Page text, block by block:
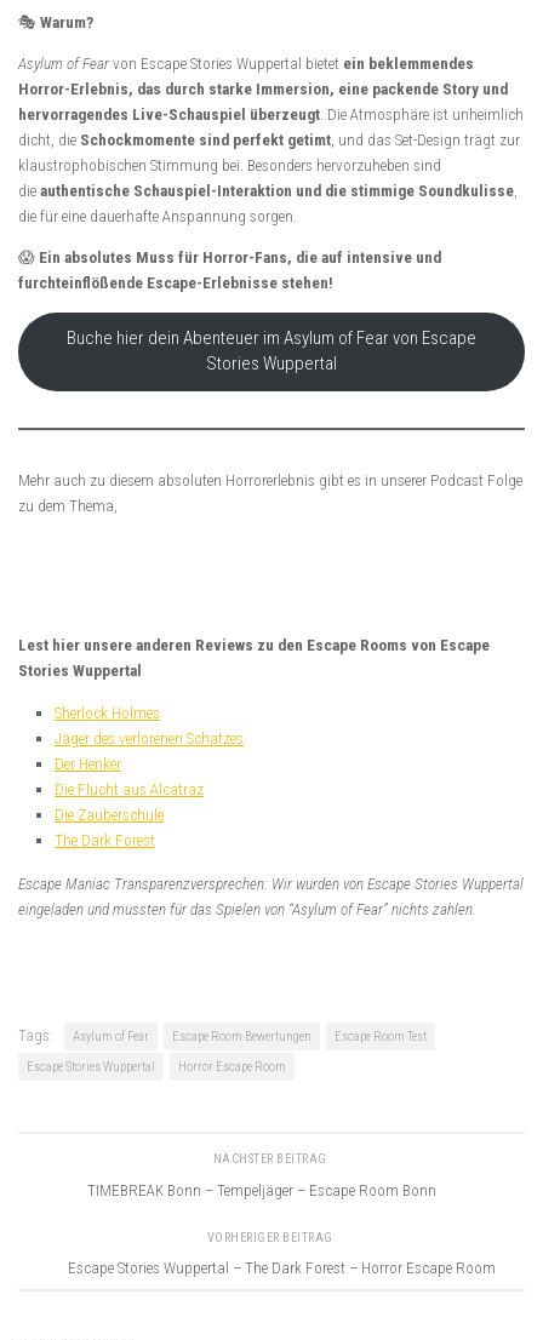
🎭 Warum?
Asylum of Fear von Escape Stories Wuppertal bietet ein beklemmendes
Horror-Erlebnis, das durch starke Immersion, eine packende Story und
hervorragendes Live-Schauspiel überzeugt. Die Atmosphäre ist unheimlich
dicht, die Schockmomente sind perfekt getimt, und das Set-Design trägt zur
klaustrophobischen Stimmung bei. Besonders hervorzuheben sind
die authentische Schauspiel-Interaktion und die stimmige Soundkulisse,
die für eine dauerhafte Anspannung sorgen.
😱 Ein absolutes Muss für Horror-Fans, die auf intensive und
furchteinflößende Escape-Erlebnisse stehen!
Buche hier dein Abenteuer im Asylum of Fear von Escape
Stories Wuppertal
Mehr auch zu diesem absoluten Horrorerlebnis gibt es in unserer Podcast Folge
zu dem Thema,
Lest hier unsere anderen Reviews zu den Escape Rooms von Escape
Stories Wuppertal
Sherlock Holmes
Jäger des verlorenen Schatzes
Der Henker
Die Flucht aus Alcatraz
Die Zauberschule
The Dark Forest
Escape Maniac Transparenzversprechen: Wir wurden von Escape Stories Wuppertal
eingeladen und mussten für das Spielen von “Asylum of Fear” nichts zahlen.
Tags: Asylum of Fear Escape Room Bewertungen
Escape Room Test
Escape Stories Wuppertal
Horror Escape Room
NÄCHSTER BEITRAG
TIMEBREAK Bonn – Tempeljäger – Escape Room Bonn
VORHERIGER BEITRAG
Escape Stories Wuppertal – The Dark Forest – Horror Escape Room